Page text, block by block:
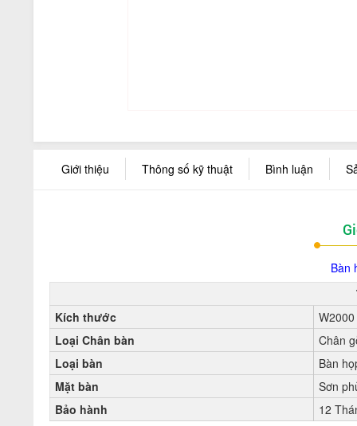
Giới thiệu Thông số kỹ thuật Bình luận
Bàn
Kích thước
Loại Chân bàn
Chân
Loại bàn
Bàn
Mặt bàn
Sơn
Bảo hành
12